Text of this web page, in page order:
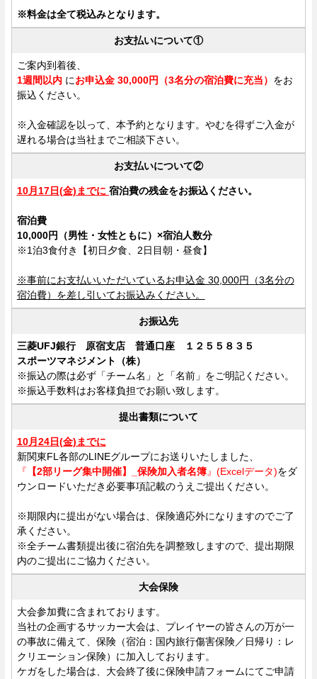
※料金は全て税込みとなります。
お支払いについて①
ご案内到着後、
1週間以内にお申込金 30,000円（3名分の宿泊費に充当） をお
振込ください。
※入金確認を以って、本予約となります。やむを得ずご入金が
遅れる場合は当社までご相談下さい。
お支払いについて②
10月17日(金)までに 宿泊費の残金をお振込ください。
宿泊費
10,000円（男性・女性ともに） ×宿泊人数分
※1泊3食付き【初日夕食、2日目朝・昼食】
※事前にお支払いいただいているお申込金 30,000円（3名分の
宿泊費）を差し引いてお振込みください。
お振込先
三菱UFJ銀行 原宿支店 普通口座 １２５５８３５
スポーツマネジメント（株）
※振込の際は必ず「チーム名」と「名前」をご明記ください。
※振込手数料はお客様負担でお願い致します。
提出書類について
10月24日(金)までに
新関東FL各部のLINEグループにお送りいたしました、
『 【2部リーグ集中開催】_保険加入者名簿』(Excelデータ)をダ
ウンロードいただき必要事項記載のうえご提出ください。
※期限内に提出がない場合は、保険適応外になりますのでご了
承ください。
※全チーム書類提出後に宿泊先を調整致しますので、提出期限
内のご提出にご協力ください。
大会保険
大会参加費に含まれております。
当社の企画するサッカー大会は、プレイヤーの皆さんの万が一
の事故に備えて、保険（宿泊：国内旅行傷害保険／日帰り：レ
クリエーション保険）に加入しております。
ケガをした場合は、大会終了後に保険申請フォームにてご申請